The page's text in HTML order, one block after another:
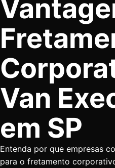
Van
em SP
Entenda por que empresas
para o fretamento